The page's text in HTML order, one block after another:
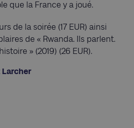
que la France y a joué.
de la soirée (17 EUR) ainsi
de « Rwanda. Ils parlent.
» (2019) (26 EUR).
Larcher